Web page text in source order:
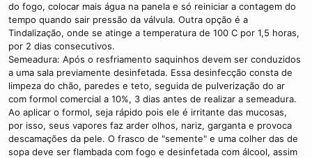
do fogo, colocar mais água na panela e só reiniciar a contagem do
tempo quando sair pressão da válvula. Outra opção é a
Tindalização, onde se atinge a temperatura de 100 C por 1,5 horas,
por 2 dias consecutivos.
Semeadura: Após o resfriamento saquinhos devem ser conduzidos
a uma sala previamente desinfetada. Essa desinfecção consta de
limpeza do chão, paredes e teto, seguida de pulverização do ar
com formol comercial a 10%, 3 dias antes de realizar a semeadura.
Ao aplicar o formol, seja rápido pois ele é irritante das mucosas,
por isso, seus vapores faz arder olhos, nariz, garganta e provoca
descamações da pele. O frasco de "semente" e uma colher das de
sopa deve ser flambada com fogo e desinfetada com álcool, assim